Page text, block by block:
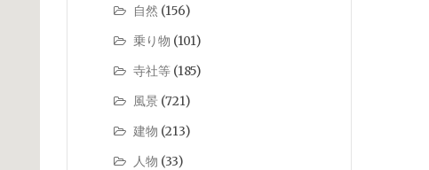
自然 (156)
乗り物 (101)
寺社等 (185)
風景 (721)
建物 (213)
人物 (33)